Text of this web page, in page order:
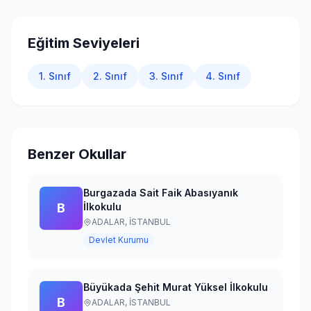
Eğitim Seviyeleri
1. Sınıf 2. Sınıf 3. Sınıf 4. Sınıf
Benzer Okullar
B
Burgazada Sait Faik Abasıyanık
İlkokulu
ADALAR, İSTANBUL
Devlet Kurumu
B
Büyükada Şehit Murat Yüksel İlkokulu
ADALAR, İSTANBUL